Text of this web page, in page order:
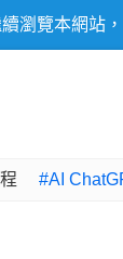
瀏覽本網站
#AI